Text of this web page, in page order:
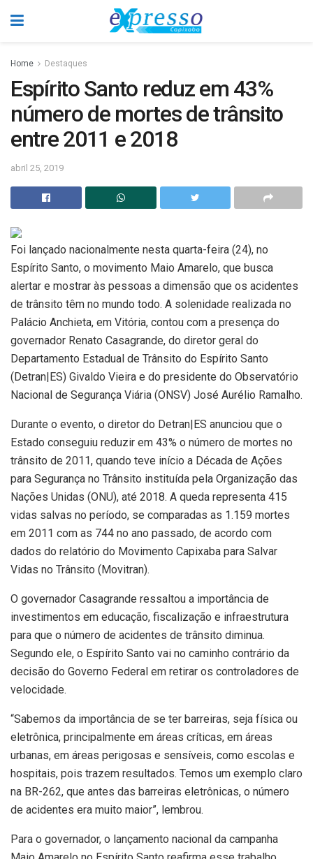
Home Destaques
Espírito Santo reduz em 43%
número de mortes de trânsito
entre 2011 e 2018
abril 25, 2019
Foi lançado nacionalmente nesta quarta-feira (24), no
Espírito Santo, o movimento Maio Amarelo, que busca
alertar e mostrar às pessoas a dimensão que os acidentes
de trânsito têm no mundo todo. A solenidade realizada no
Palácio Anchieta, em Vitória, contou com a presença do
governador Renato Casagrande, do diretor geral do
Departamento Estadual de Trânsito do Espírito Santo
(Detran|ES) Givaldo Vieira e do presidente do Observatório
Nacional de Segurança Viária (ONSV) José Aurélio Ramalho.
Durante o evento, o diretor do Detran|ES anunciou que o
Estado conseguiu reduzir em 43% o número de mortes no
trânsito de 2011, quando teve início a Década de Ações
para Segurança no Trânsito instituída pela Organização das
Nações Unidas (ONU), até 2018. A queda representa 415
vidas salvas no período, se comparadas as 1.159 mortes
em 2011 com as 744 no ano passado, de acordo com
dados do relatório do Movimento Capixaba para Salvar
Vidas no Trânsito (Movitran).
O governador Casagrande ressaltou a importância de
investimentos em educação, fiscalização e infraestrutura
para que o número de acidentes de trânsito diminua.
Segundo ele, o Espírito Santo vai no caminho contrário da
decisão do Governo Federal em retirar os controladores de
velocidade.
“Sabemos da importância de se ter barreiras, seja física ou
eletrônica, principalmente em áreas críticas, em áreas
urbanas, em áreas perigosas e sensíveis, como escolas e
hospitais, pois trazem resultados. Temos um exemplo claro
na BR-262, que antes das barreiras eletrônicas, o número
de acidentes era muito maior”, lembrou.
Para o governador, o lançamento nacional da campanha